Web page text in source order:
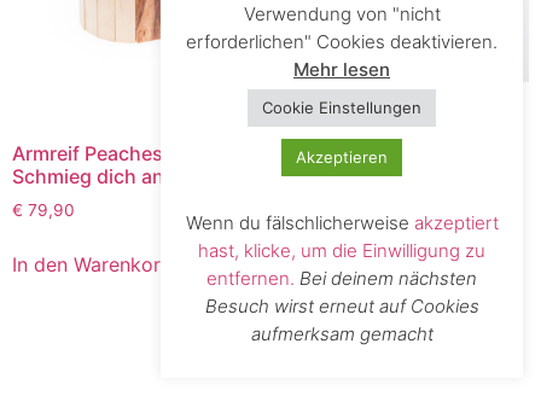
Armreif Peaches –
Schmieg dich an!
€ 79,90
In den Warenkorb
Armreif Rania – Sei eine
Königin!
€99,90
In den Warenkorb
Verwendung von "nicht
erforderlichen" Cookies deaktivieren.
Mehr lesen
Cookie Einstellungen
Akzeptieren
Wenn du fälschlicherweise akzeptiert
hast, klicke, um die Einwilligung zu
entfernen. Bei deinem nächsten
Besuch wirst erneut auf Cookies
aufmerksam gemacht